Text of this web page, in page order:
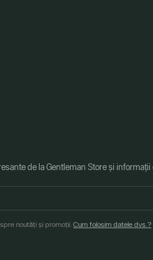
de la Gentleman Store și
noutăți și promoții.Cum folosim datele dvs.?